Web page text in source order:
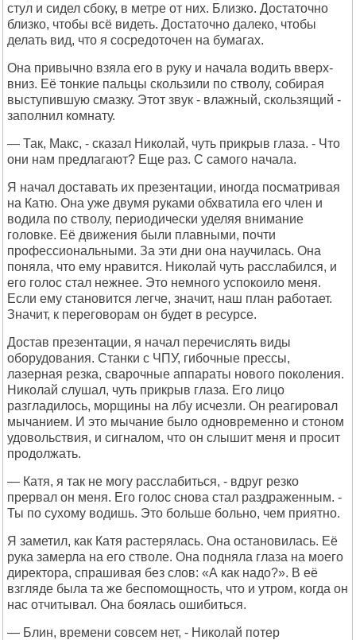
стул и сидел сбоку, в метре от них. Близко. Достаточно
близко, чтобы всё видеть. Достаточно далеко, чтобы
делать вид, что я сосредоточен на бумагах.
Она привычно взяла его в руку и начала водить вверх-
вниз. Её тонкие пальцы скользили по стволу, собирая
выступившую смазку. Этот звук - влажный, скользящий -
заполнил комнату.
— Так, Макс, - сказал Николай, чуть прикрыв глаза. - Что
они нам предлагают? Еще раз. С самого начала.
Я начал доставать их презентации, иногда посматривая
на Катю. Она уже двумя руками обхватила его член и
водила по стволу, периодически уделяя внимание
головке. Её движения были плавными, почти
профессиональными. За эти дни она научилась. Она
поняла, что ему нравится. Николай чуть расслабился, и
его голос стал нежнее. Это немного успокоило меня.
Если ему становится легче, значит, наш план работает.
Значит, к переговорам он будет в ресурсе.
Достав презентации, я начал перечислять виды
оборудования. Станки с ЧПУ, гибочные прессы,
лазерная резка, сварочные аппараты нового поколения.
Николай слушал, чуть прикрыв глаза. Его лицо
разгладилось, морщины на лбу исчезли. Он реагировал
мычанием. И это мычание было одновременно и стоном
удовольствия, и сигналом, что он слышит меня и просит
продолжать.
— Катя, я так не могу расслабиться, - вдруг резко
прервал он меня. Его голос снова стал раздраженным. -
Ты по сухому водишь. Это больше больно, чем приятно.
Я заметил, как Катя растерялась. Она остановилась. Её
рука замерла на его стволе. Она подняла глаза на моего
директора, спрашивая без слов: «А как надо?». В её
взгляде была та же беспомощность, что и утром, когда он
нас отчитывал. Она боялась ошибиться.
— Блин, времени совсем нет, - Николай потер